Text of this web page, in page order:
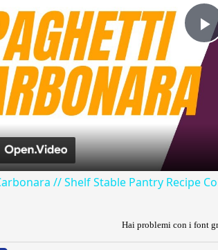
// Shelf Stable Pantry Recipe
Hai problemi con i font